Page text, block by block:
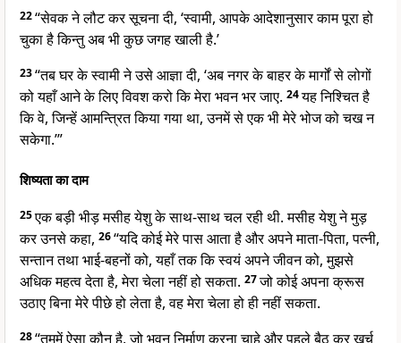
22“सेवक ने लौट कर सूचना दी, ‘स्वामी, आपके आदेशानुसार काम पूरा हो
चुका है किन्तु अब भी कुछ जगह खाली है.’
23“तब घर के स्वामी ने उसे आज्ञा दी, ‘अब नगर के बाहर के मार्गों से लोगों
को यहाँ आने के लिए विवश करो कि मेरा भवन भर जाए. 24यह निश्चित है
कि वे, जिन्हें आमन्त्रित किया गया था, उनमें से एक भी मेरे भोज को चख न
सकेगा.’”
शिष्यता का दाम
25एक बड़ी भीड़ मसीह येशु के साथ-साथ चल रही थी. मसीह येशु ने मुड़
कर उनसे कहा, 26“यदि कोई मेरे पास आता है और अपने माता-पिता, पत्नी,
सन्तान तथा भाई-बहनों को, यहाँ तक कि स्वयं अपने जीवन को, मुझसे
अधिक महत्व देता है, मेरा चेला नहीं हो सकता. 27जो कोई अपना क्रूस
उठाए बिना मेरे पीछे हो लेता है, वह मेरा चेला हो ही नहीं सकता.
28“तुममें ऐसा कौन है, जो भवन निर्माण करना चाहे और पहले बैठ कर खर्च